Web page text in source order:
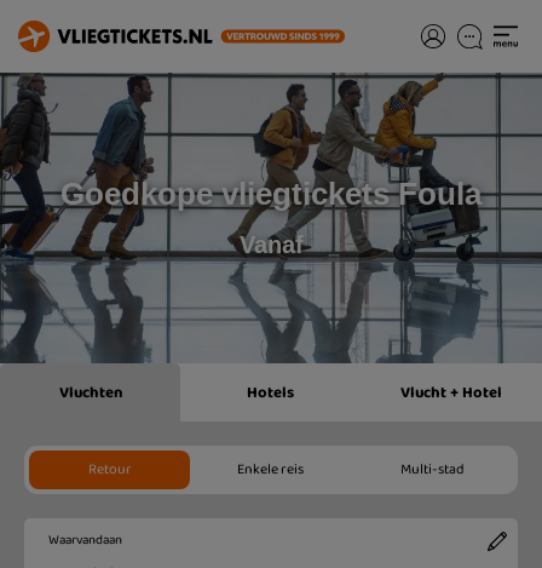
Goedkope vliegtickets Foula
Vanaf